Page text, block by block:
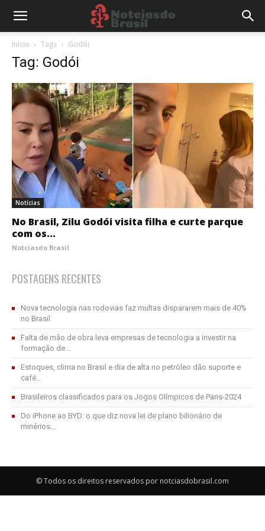
Início Tags Godói
Tag: Godói
Notícias
No Brasil, Zilu Godói visita filha e curte parque
com os...
Notciasdo Brasil
POSTAGENS RECENTES
Nova tecnologia nas rodovias faz multas dispararem mais de 40%
no Brasil
Falta de mão de obra leva empresas de tecnologia a investir na
formação de...
Estoques, clima no Brasil e dia de alta no petróleo dão suporte e
café…
Brasileiros classificados para os Jogos Olímpicos de Paris-2024
Do iPhone ao BYD: o que diz nova lei de plano bilionário de
minérios...
© Todos os direitos reservados por notciasdobrasil.com